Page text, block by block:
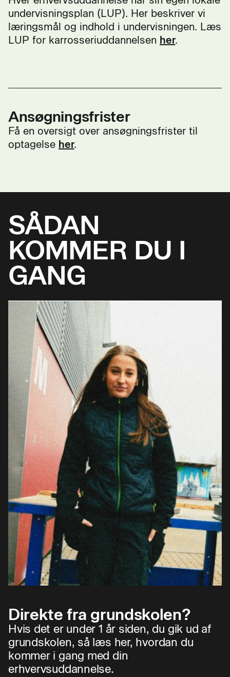
undervisningsplan (LUP). Her beskriver vi
læringsmål og indhold i undervisningen. Læs
LUP for karrosseriuddannelsen her.
Ansøgningsfrister
Få en oversigt over ansøgningsfrister til
optagelse her.
SÅDAN
KOMMER DU I
GANG
Direkte fra grundskolen?
Hvis det er under 1 år siden, du gik ud af
grundskolen, så læs her, hvordan du
kommer i gang med din
erhvervsuddannelse.